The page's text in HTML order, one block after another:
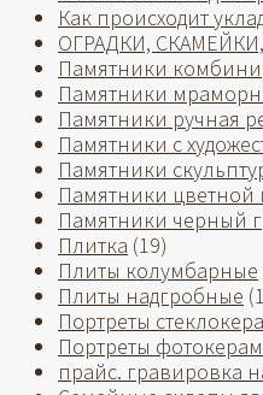
Как происходит
ОГРАДКИ,
Памятники
Памятники
Памятники ручная
Памятники с
Памятники
Памятники цветной
Памятники черный
Плитка (19)
Плиты колумбарные
Плиты надгробные
Портреты
Портреты
прайс. гравировка